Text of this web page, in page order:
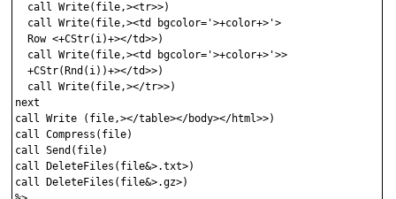
  call Write(file,><tr>>)
  call Write(file,><td bgcolor='>+color+>'>
  Row <+CStr(i)+></td>>)
  call Write(file,><td bgcolor='>+color+>'>>
  +CStr(Rnd(i))+></td>>)
  call Write(file,></tr>>)
next
call Write (file,></table></body></html>>)
call Compress(file)
call Send(file)
call DeleteFiles(file&>.txt>)
call DeleteFiles(file&>.gz>)